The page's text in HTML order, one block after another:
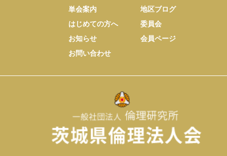
単会案内
はじめての方へ
お知らせ
お問い合わせ
地区ブログ
委員会
会員ページ